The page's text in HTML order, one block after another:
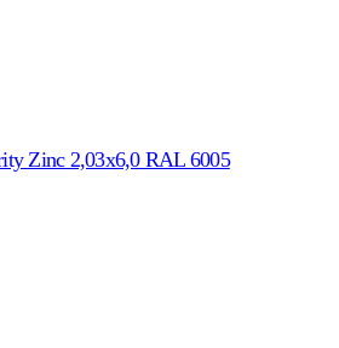
Zinc 2,03x6,0 RAL 6005